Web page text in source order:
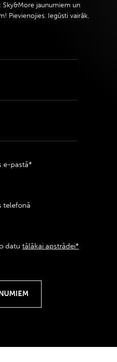
Sky&More jaunumiem un
Pievienojies. Iegūsti vairāk.
e-pastā*
telefonā
datu tālākai apstrādei*